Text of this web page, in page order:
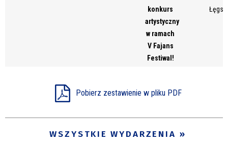
konkurs
artystyczny
w ramach
V Fajans
Festiwal!
Pobierz zestawienie w pliku PDF
WSZYSTKIE WYDARZENIA